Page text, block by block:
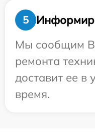
5
Мы сообщим
ремонта
доставит ее в
время.